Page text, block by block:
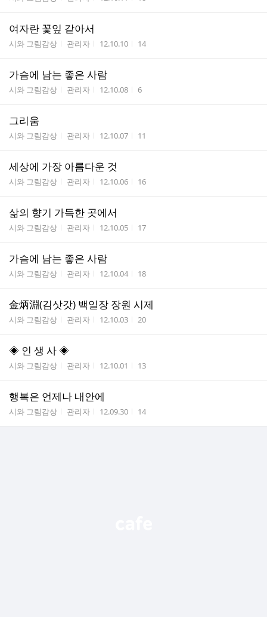
여자란 꽃잎 같아서
게시판명
시와 그림감상 작성자
관리자 작성시간
12.10.10 조회수
14
가슴에 남는 좋은 사람
게시판명
시와 그림감상 작성자
관리자 작성시간
12.10.08 조회수
6
그리움
게시판명
시와 그림감상 작성자
관리자 작성시간
12.10.07 조회수
11
세상에 가장 아름다운 것
게시판명
시와 그림감상 작성자
관리자 작성시간
12.10.06 조회수
16
삶의 향기 가득한 곳에서
게시판명
시와 그림감상 작성자
관리자 작성시간
12.10.05 조회수
17
가슴에 남는 좋은 사람
게시판명
시와 그림감상 작성자
관리자 작성시간
12.10.04 조회수
18
金炳淵(김삿갓) 백일장 장원 시제
게시판명
시와 그림감상 작성자
관리자 작성시간
12.10.03 조회수
20
◈ 인 생 사 ◈
게시판명
시와 그림감상 작성자
관리자 작성시간
12.10.01 조회수
13
행복은 언제나 내안에
게시판명
시와 그림감상 작성자
관리자 작성시간
12.09.30 조회수
14